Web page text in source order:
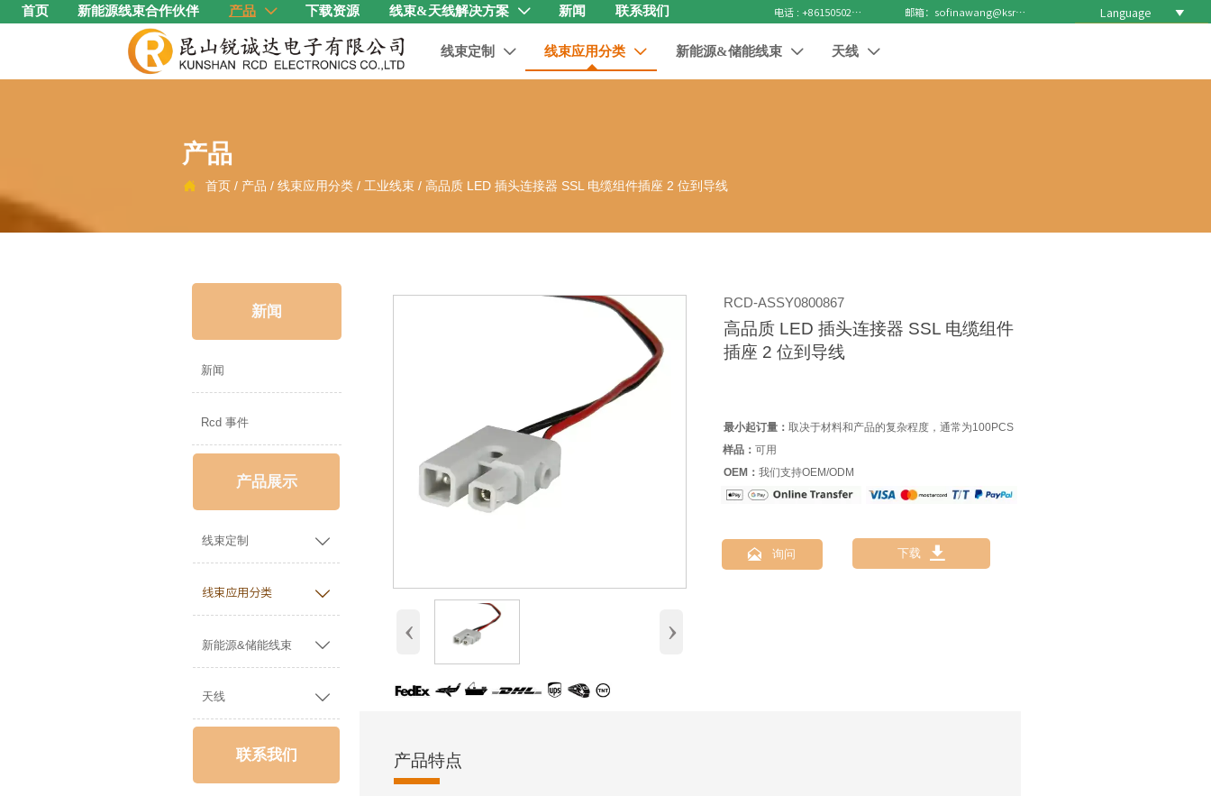
首页 新能源线束合作伙伴 产品  下载资源 线束&天线解决方案  新闻 联系我们 电话 : +8615050271688 邮箱：sofinawang@ksrcd.com Language 
线束定制  线束应用分类  新能源&储能线束  天线 
产品
 首页 / 产品 /线束应用分类 / 工业线束 /高品质 LED 插头连接器 SSL 电缆组件插座 2 位到导线
新闻
新闻
Rcd 事件
产品展示
线束定制 
线束应用分类 
新能源&储能线束 
天线 
联系我们
‹ ›
RCD-ASSY0800867
高品质 LED 插头连接器 SSL 电缆组件
插座 2 位到导线
最小起订量： 取决于材料和产品的复杂程度，通常为100PCS
样品：可用
OEM： 我们支持OEM/ODM
 询问 下载 
产品特点